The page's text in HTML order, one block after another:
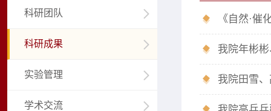
科研团队
科研成果
实验管理
学术交流
《自然·
我院年彬